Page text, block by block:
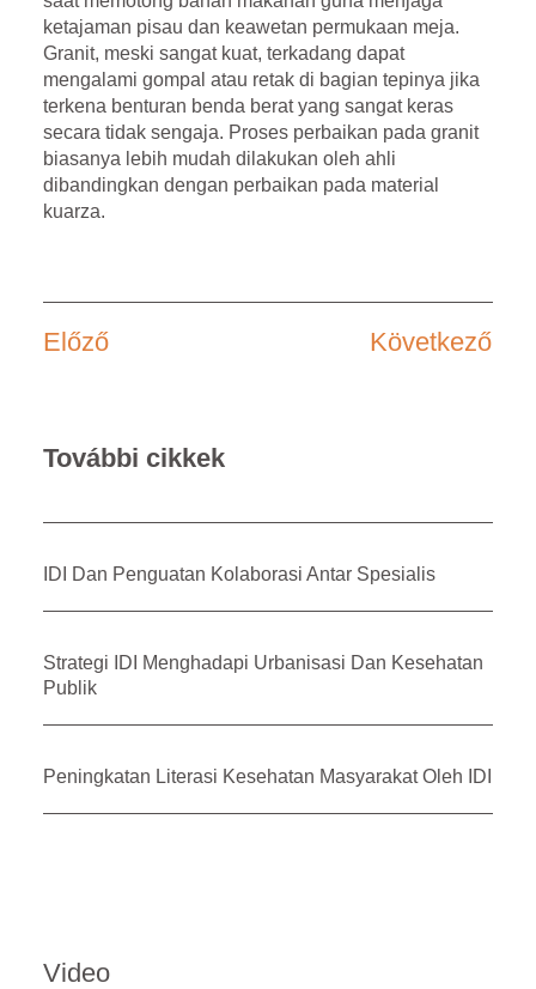
ketajaman pisau dan keawetan permukaan meja.
Granit, meski sangat kuat, terkadang dapat
mengalami gompal atau retak di bagian tepinya jika
terkena benturan benda berat yang sangat keras
secara tidak sengaja. Proses perbaikan pada granit
biasanya lebih mudah dilakukan oleh ahli
dibandingkan dengan perbaikan pada material
kuarza.
Előző Következő
További cikkek
IDI Dan Penguatan Kolaborasi Antar Spesialis
Strategi IDI Menghadapi Urbanisasi Dan Kesehatan
Publik
Peningkatan Literasi Kesehatan Masyarakat Oleh IDI
Video